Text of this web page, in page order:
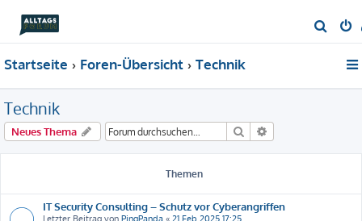
u
Startseite Foren-Übersicht Technik
Technik
Neues Thema Suche
Themen
IT Security Consulting – Schutz vor Cyberangriffen
Letzter Beitrag von PingPanda « 21 Feb 2025 17:25